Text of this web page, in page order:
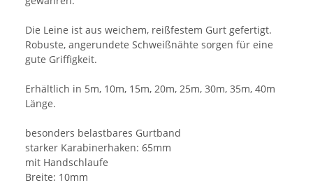
Die Leine ist aus weichem, reißfestem Gurt gefertigt.
Robuste, angerundete Schweißnähte sorgen für eine
gute Griffigkeit.
Erhältlich in 5m, 10m, 15m, 20m, 25m, 30m, 35m, 40m
Länge.
besonders belastbares Gurtband
starker Karabinerhaken: 65mm
mit Handschlaufe
Breite: 10mm